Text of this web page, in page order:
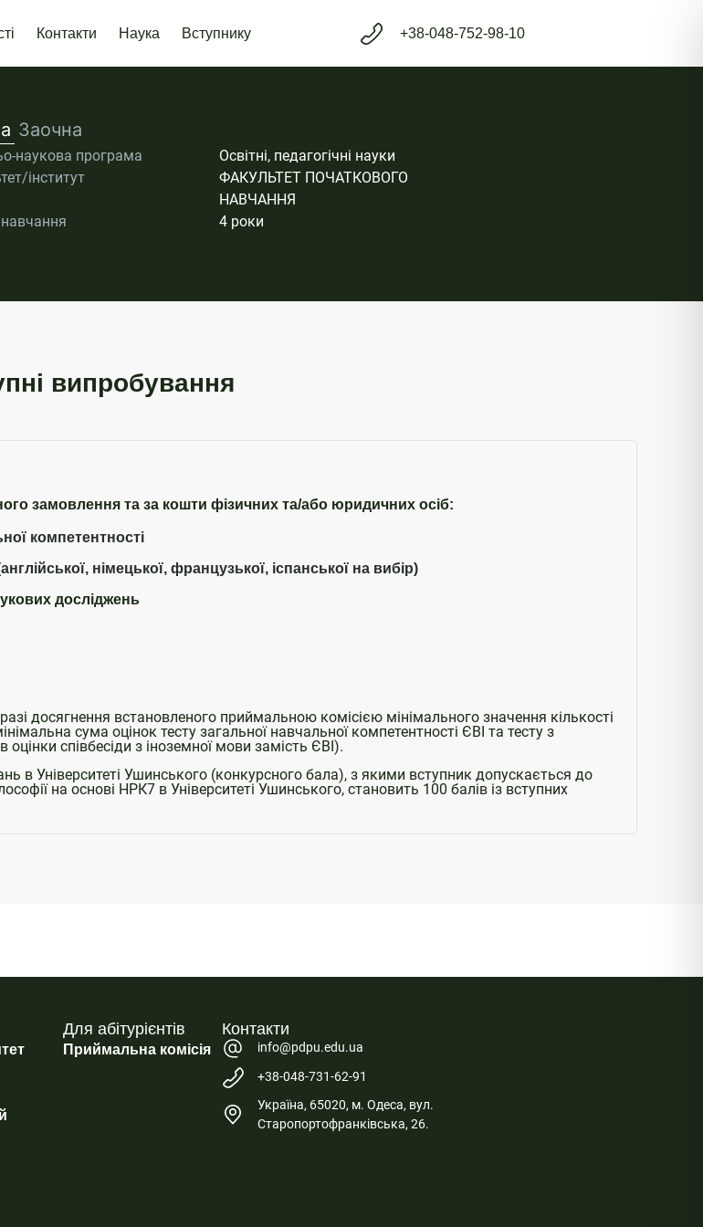
Контакти Наука Вступнику +38-048-752-98-10
Заочна
наукова програма
Освітні, педагогічні науки
інститут
ФАКУЛЬТЕТ ПОЧАТКОВОГО
НАВЧАННЯ
4 роки
випробування
замовлення та за кошти фізичних та/або юридичних осіб:
компетентності
німецької, французької, іспанської на вибір)
досліджень
досягнення встановленого приймальною комісією мінімального значення кількості
сума оцінок тесту загальної навчальної компетентності ЄВІ та тесту з
співбесіди з іноземної мови замість ЄВІ).
в Університеті Ушинського (конкурсного бала), з якими вступник допускається до
на основі НРК7 в Університеті Ушинського, становить 100 балів із вступних
Для абітурієнтів
Приймальна комісія
Контакти
info@pdpu.edu.ua
+38-048-731-62-91
Україна, 65020, м. Одеса, вул.
Старопортофранківська, 26.